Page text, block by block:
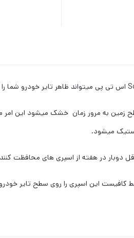
زمین به مرور زمان خشک میشود این امر
میشود.
در هفته از اسپری های محافظت
کافیست این اسپری را روی سطح تایر